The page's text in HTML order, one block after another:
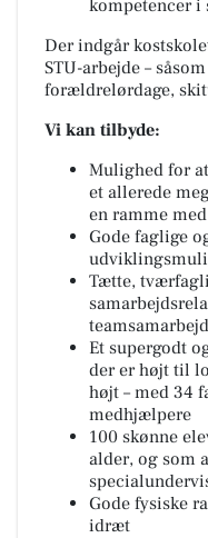
kompetencer i
Der indgår
STU-arbejde –
forældrelørdage,
Vi kan tilbyde:
Mulighed for
et allerede
en ramme
Gode faglige
Tætte,
Et supergodt
der er højt til
højt – med 34
medhjælpere
100 skønne
alder, og som
Gode fysiske
idræt